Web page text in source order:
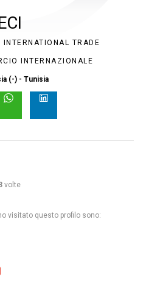
INTERNATIONAL TRADE
INTERNAZIONALE
(-) - Tunisia
volte
visitato questo profilo sono: